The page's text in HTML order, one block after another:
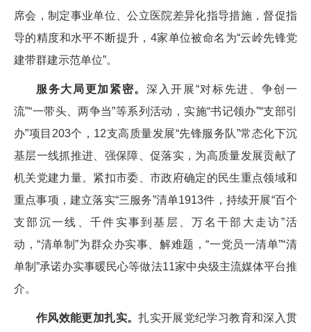
席会，制定事业单位、公立医院差异化指导措施，督促指
导的精度和水平不断提升，4家单位被命名为“云岭先锋党
建带群建示范单位”。
服务大局更加紧密。 深入开展“对标先进、争创一
流”“一带头、两争当”等系列活动，实施“书记领办”“支部引
办”项目203个，12支高质量发展“先锋服务队”常态化下沉
基层一线抓推进、强保障、促落实，为高质量发展贡献了
机关党建力量。紧扣市委、市政府确定的民生重点领域和
重点事项，建立落实“三服务”清单1913件，持续开展“百个
支部沉一线、千件实事到基层、万名干部大走访”活
动，“清单制”为群众办实事、解难题，“一党员一清单”“清
单制”承诺办实事暖民心等做法11家中央级主流媒体平台推
介。
作风效能更加扎实。扎实开展党纪学习教育和深入贯